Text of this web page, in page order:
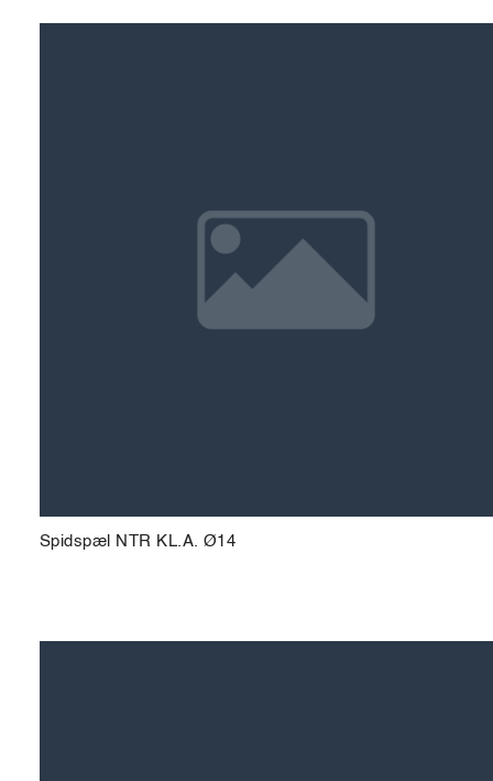
Spidspæl NTR KL.A. Ø14